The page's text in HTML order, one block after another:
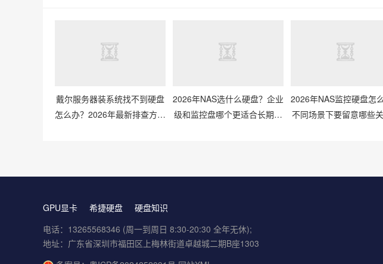
戴尔服务器装系统找不到硬盘
怎么办？2026年最新排查方法
2026年NAS选什么硬盘？企业
级和监控盘哪个更适合长期存
2026年NAS监控硬盘怎
不同场景下要留意哪些
GPU显卡 希捷硬盘
硬盘知识
电话：13265568346 (周一到周日 8:30-20:30 全年无休);
地址：广东省深圳市福田区上梅林街道卓越城二期B座1303